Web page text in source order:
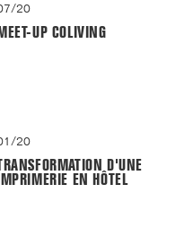
20
UP COLIVING
20
D'UNE
EN HÔTEL